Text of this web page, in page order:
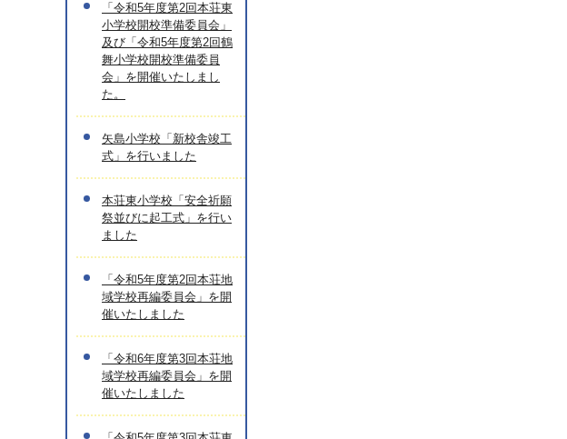
「令和5年度第2回本荘東
小学校開校準備委員会」
及び「令和5年度第2回鶴
舞小学校開校準備委員
会」を開催いたしまし
た。
矢島小学校「新校舎竣工
式」を行いました
本荘東小学校「安全祈願
祭並びに起工式」を行い
ました
「令和5年度第2回本荘地
域学校再編委員会」を開
催いたしました
「令和6年度第3回本荘地
域学校再編委員会」を開
催いたしました